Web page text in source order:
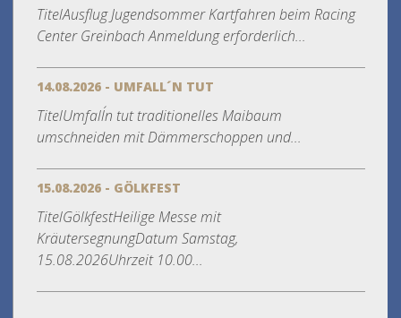
TitelAusflug Jugendsommer Kartfahren beim Racing
Center Greinbach Anmeldung erforderlich...
14.08.2026 - UMFALL´N TUT
TitelUmfall´n tut traditionelles Maibaum
umschneiden mit Dämmerschoppen und...
15.08.2026 - GÖLKFEST
TitelGölkfestHeilige Messe mit
KräutersegnungDatum Samstag,
15.08.2026Uhrzeit 10.00...